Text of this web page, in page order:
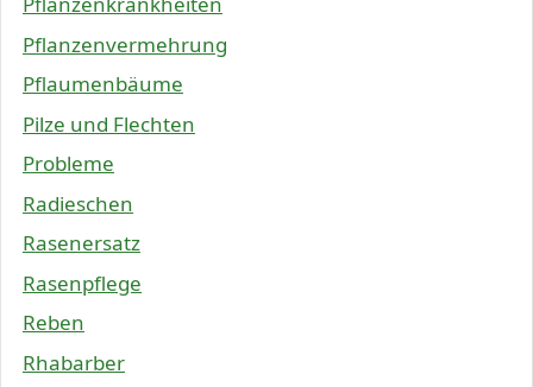
Pflanzenvermehrung
Pflaumenbäume
Pilze und Flechten
Probleme
Radieschen
Rasenersatz
Rasenpflege
Reben
Rhabarber